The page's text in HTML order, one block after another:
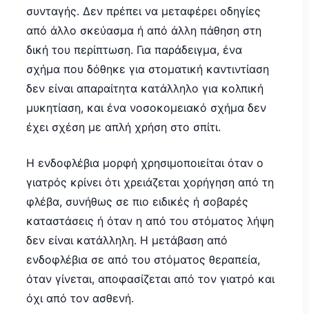
συνταγής. Δεν πρέπει να μεταφέρει οδηγίες
από άλλο σκεύασμα ή από άλλη πάθηση στη
δική του περίπτωση. Για παράδειγμα, ένα
σχήμα που δόθηκε για στοματική καντιντίαση
δεν είναι απαραίτητα κατάλληλο για κολπική
μυκητίαση, και ένα νοσοκομειακό σχήμα δεν
έχει σχέση με απλή χρήση στο σπίτι.
Η ενδοφλέβια μορφή χρησιμοποιείται όταν ο
γιατρός κρίνει ότι χρειάζεται χορήγηση από τη
φλέβα, συνήθως σε πιο ειδικές ή σοβαρές
καταστάσεις ή όταν η από του στόματος λήψη
δεν είναι κατάλληλη. Η μετάβαση από
ενδοφλέβια σε από του στόματος θεραπεία,
όταν γίνεται, αποφασίζεται από τον γιατρό και
όχι από τον ασθενή.